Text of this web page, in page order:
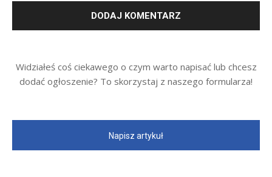
Widziałeś coś ciekawego o czym warto napisać lub chcesz
dodać ogłoszenie? To skorzystaj z naszego formularza!
Napisz artykuł